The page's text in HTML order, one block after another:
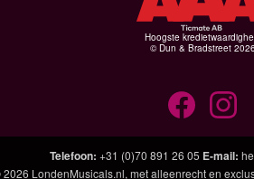
Hoogste
© Dun & Bradstreet 2026
Telefoon: +31 (0)70 891 26 05 E-mail:
LondenMusicals.nl, met alleenrecht en